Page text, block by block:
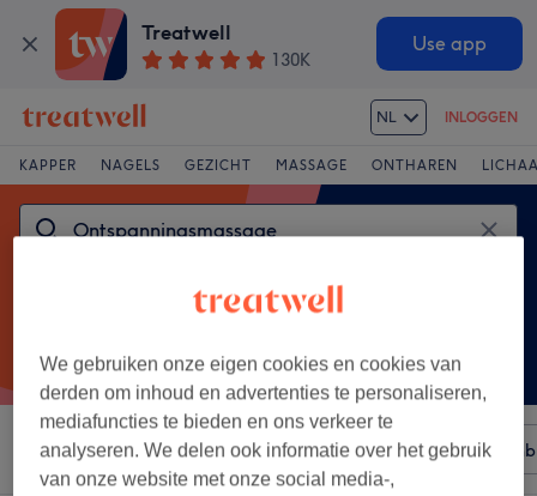
Treatwell
130K
Use app
NL INLOGGEN
KAPPER NAGELS GEZICHT MASSAGE ONTHAREN
Sorteer op Elke prijs Merken Salons
We gebruiken onze eigen cookies en cookies van
derden om inhoud en advertenties te personaliseren,
mediafuncties te bieden en ons verkeer te
analyseren. We delen ook informatie over het gebruik
van onze website met onze social media-,